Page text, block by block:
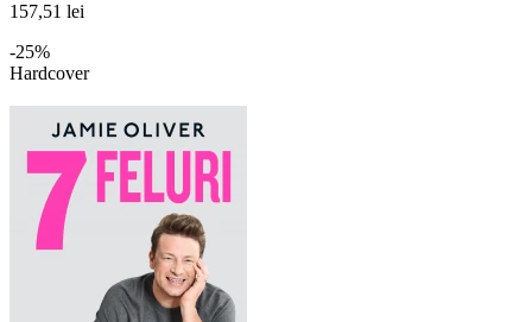
157,51 lei
-25%
Hardcover